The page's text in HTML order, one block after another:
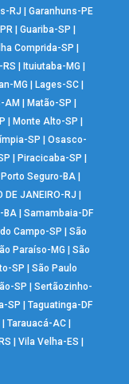
RJ
Garanhuns-PE
| Guariba-SP
Ilha Comprida-SP
RS Ituiutaba-MG
MG Lages-SC|
AM Matão-SP
Monte Alto-SP
SP |Osasco-
Piracicaba-SP
Porto Seguro-BA
DE JANEIRO-RJ
BA| Samambaia-DF
Campo-SP |São
Paraíso-MG |São
SP |São Paulo
SP |Sertãozinho-
SP |Taguatinga-DF
| Tarauacá-AC|
|Vila Velha-ES